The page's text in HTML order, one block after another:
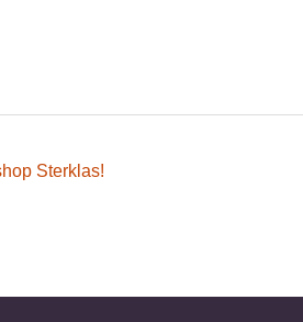
Sterklas!